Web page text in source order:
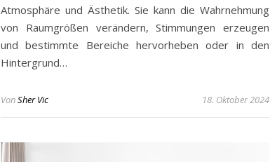
Atmosphäre und Ästhetik. Sie kann die Wahrnehmung
von Raumgrößen verändern, Stimmungen erzeugen
und bestimmte Bereiche hervorheben oder in den
Hintergrund…
VonSher Vic 18. Oktober 2024